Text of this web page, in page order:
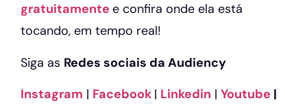
gratuitamente e confira onde ela está
tocando, em tempo real!
Siga as Redes sociais da Audiency
Instagram | Facebook | Linkedin | Youtube |